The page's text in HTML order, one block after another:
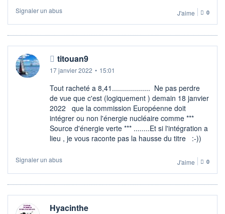
Signaler un abus J'aime 0
titouan9
17 janvier 2022 • 15:01
Tout racheté a 8,41................... Ne pas perdre
de vue que c'est (logiquement ) demain 18 janvier
2022 que la commission Européenne doit
intégrer ou non l'énergie nucléaire comme ***
Source d'énergie verte *** ........Et si l'intégration a
lieu , je vous raconte pas la hausse du titre :-))
Signaler un abus J'aime 0
Hyacinthe